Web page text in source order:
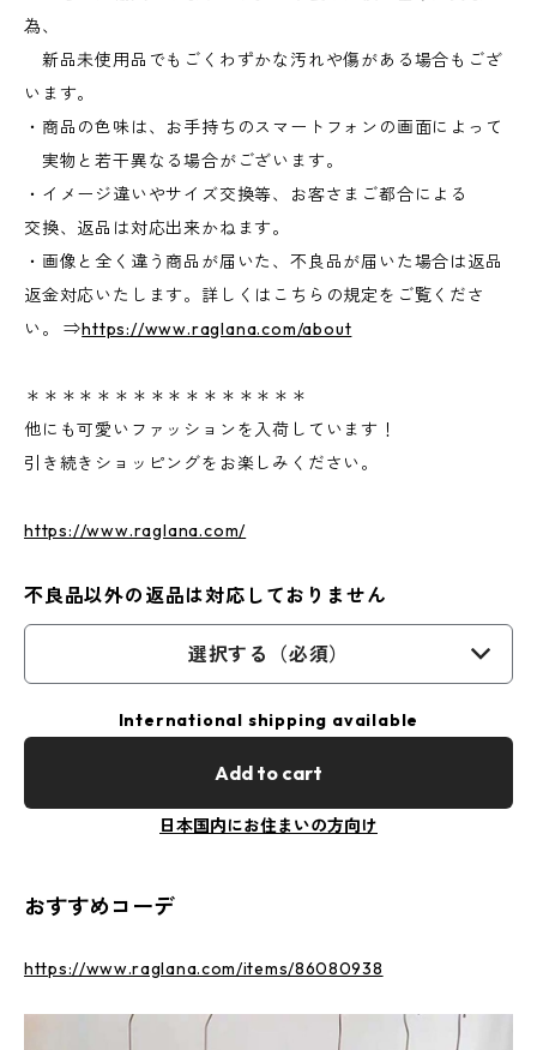
為、
新品未使用品でもごくわずかな汚れや傷がある場合もござ
います。
・商品の色味は、お手持ちのスマートフォンの画面によって
実物と若干異なる場合がございます。
・イメージ違いやサイズ交換等、お客さまご都合による
交換、返品は対応出来かねます。
・画像と全く違う商品が届いた、不良品が届いた場合は返品
返金対応いたします。詳しくはこちらの規定をご覧くださ
い。 ⇒https://www.raglana.com/about
＊＊＊＊＊＊＊＊＊＊＊＊＊＊＊＊
他にも可愛いファッションを入荷しています！
引き続きショッピングをお楽しみください。
https://www.raglana.com/
不良品以外の返品は対応しておりません
選択する（必須）
International shipping available
Add to cart
日本国内にお住まいの方向け
おすすめコーデ
https://www.raglana.com/items/86080938